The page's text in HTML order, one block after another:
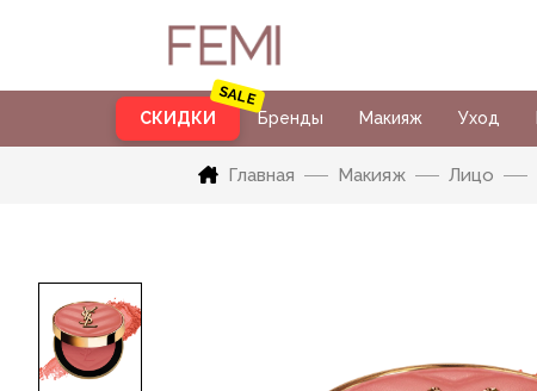
СКИДКИ Бренды Макияж Уход
Главная Макияж Лицо